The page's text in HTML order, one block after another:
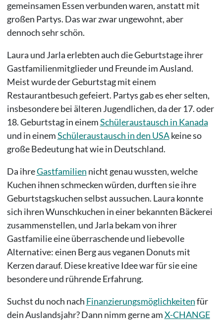
gemeinsamen Essen verbunden waren, anstatt mit
großen Partys. Das war zwar ungewohnt, aber
dennoch sehr schön.
Laura und Jarla erlebten auch die Geburtstage ihrer
Gastfamilienmitglieder und Freunde im Ausland.
Meist wurde der Geburtstag mit einem
Restaurantbesuch gefeiert. Partys gab es eher selten,
insbesondere bei älteren Jugendlichen, da der 17. oder
18. Geburtstag in einemSchüleraustausch in Kanada
und in einemSchüleraustausch in den USAkeine so
große Bedeutung hat wie in Deutschland.
Da ihreGastfamilien nicht genau wussten, welche
Kuchen ihnen schmecken würden, durften sie ihre
Geburtstagskuchen selbst aussuchen. Laura konnte
sich ihren Wunschkuchen in einer bekannten Bäckerei
zusammenstellen, und Jarla bekam von ihrer
Gastfamilie eine überraschende und liebevolle
Alternative: einen Berg aus veganen Donuts mit
Kerzen darauf. Diese kreative Idee war für sie eine
besondere und rührende Erfahrung.
Suchst du noch nach Finanzierungsmöglichkeitenfür
dein Auslandsjahr? Dann nimm gerne amX-CHANGE